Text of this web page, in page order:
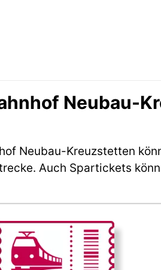
Neubau-
Neubau-Kreuzstetten
Auch Spartickets